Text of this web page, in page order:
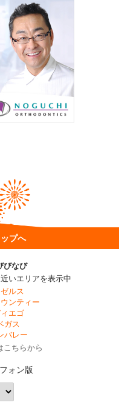
プへ
びなび
いエリアを表示中
ルス
ンティー
エゴ
ガス
バレー
こちらから
ォン版